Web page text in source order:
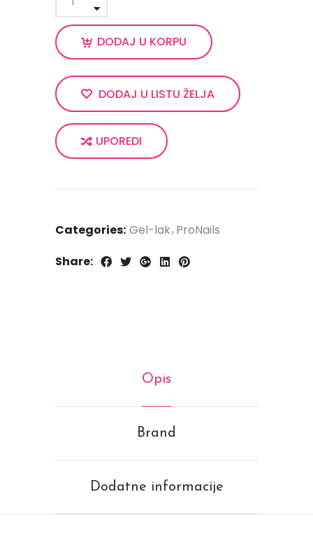
DODAJ U KORPU
DODAJ U LISTU ŽELJA
UPOREDI
Categories: Gel-lak ProNails
Share:
Opis
Brand
Dodatne informacije